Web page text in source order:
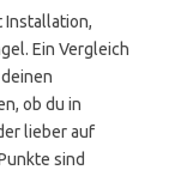
Installation,
Ein Vergleich
ob du in
lieber auf
sind